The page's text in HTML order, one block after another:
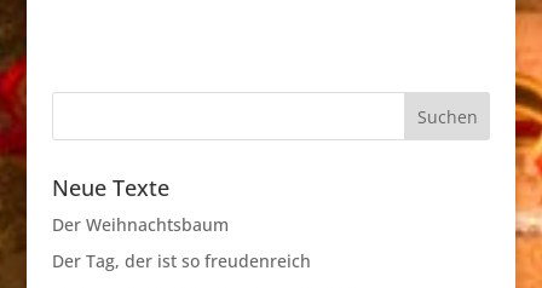
Neue Texte
Der Weihnachtsbaum
Der Tag, der ist so freudenreich